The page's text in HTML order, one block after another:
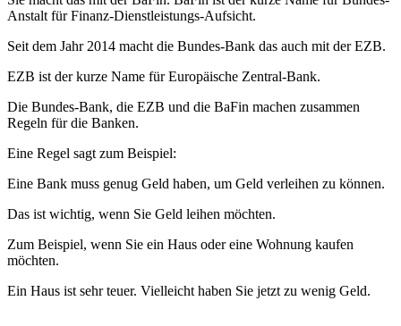
Anstalt für Finanz-Dienstleistungs-Aufsicht.
Seit dem Jahr 2014 macht die Bundes-Bank das auch mit derEZB.
EZB ist der kurze Name für Europäische Zentral-Bank.
Die Bundes-Bank, die EZB und die BaFin machen zusammen
Regeln für die Banken.
Eine Regel sagt zum Beispiel:
Eine Bank muss genug Geld haben, um Geld verleihen zu können.
Das ist wichtig, wenn Sie Geld leihen möchten.
Zum Beispiel, wenn Sie ein Haus oder eine Wohnung kaufen
möchten.
Ein Haus ist sehr teuer. Vielleicht haben Sie jetzt zu wenig Geld.